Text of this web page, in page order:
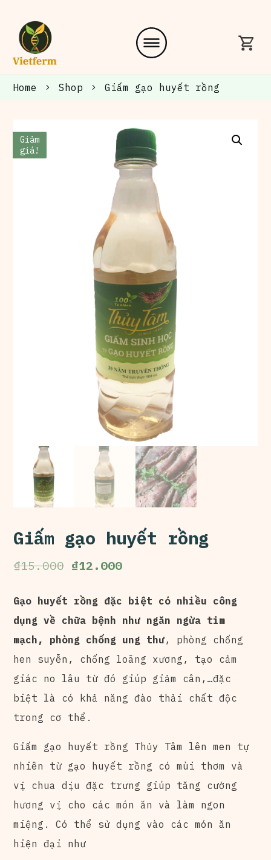
Home Shop Giấm gạo huyết rồng
Giảm
giá!
Giấm gạo huyết rồng
₫15.000 ₫12.000
Gạo huyết rồng đặc biệt có nhiều công
dụng về chữa bệnh như ngăn ngừa tim
mạch, phòng chống ung thư, phòng chống
hen suyễn, chống loãng xương, tạo cảm
giác no lâu từ đó giúp giảm cân,…đặc
biệt là có khả năng đào thải chất độc
trong cơ thể.
Giấm gạo huyết rồng Thủy Tâm lên men tự
nhiên từ gạo huyết rồng có mùi thơm và
vị chua dịu đặc trưng giúp tăng cường
hương vị cho các món ăn và làm ngon
miệng. Có thể sử dụng vào các món ăn
hiện đại như